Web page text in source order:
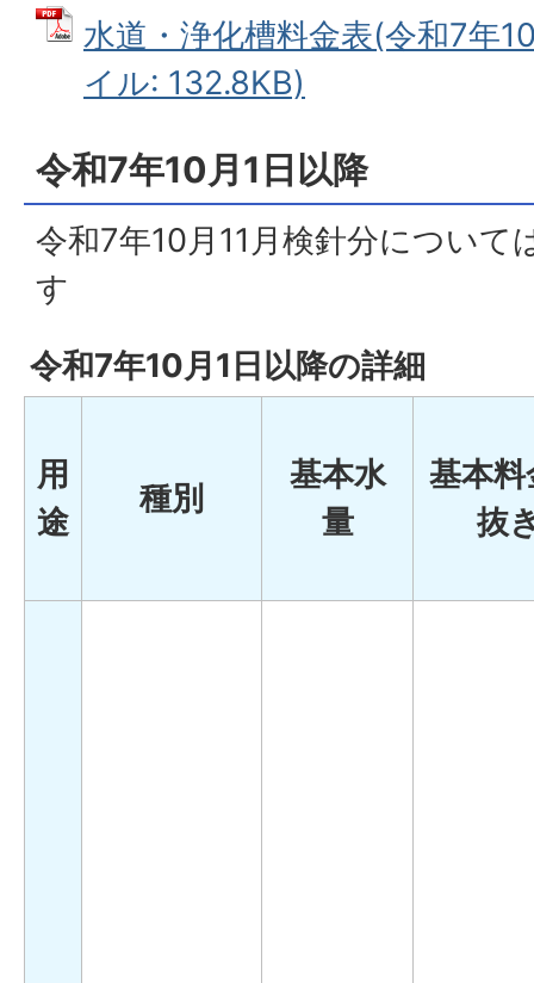
水道・浄化槽料金表(令和7年
イル: 132.8KB)
令和7年10月1日以降
令和7年10月11月検針分について
す
令和7年10月1日以降の詳細
用
途
種別
基本水
量
基本
抜